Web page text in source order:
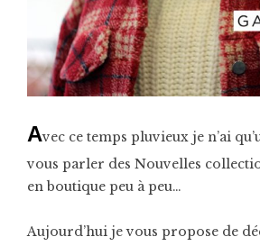
Avec ce temps pluvieux je n’ai
vous parler des Nouvelles
en boutique peu à peu…
Aujourd’hui je vous propose de